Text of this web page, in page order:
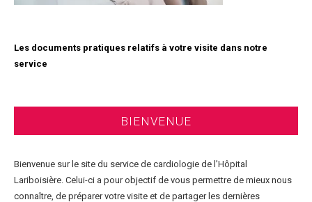
Les documents pratiques relatifs à votre visite dans notre
service
BIENVENUE
Bienvenue sur le site du service de cardiologie de l’Hôpital
Lariboisière. Celui-ci a pour objectif de vous permettre de mieux nous
connaître, de préparer votre visite et de partager les dernières